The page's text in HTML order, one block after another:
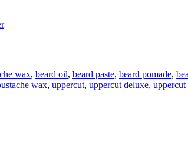
wax, beard oil, beard paste, beard pomade,
wax, uppercut, uppercut deluxe,